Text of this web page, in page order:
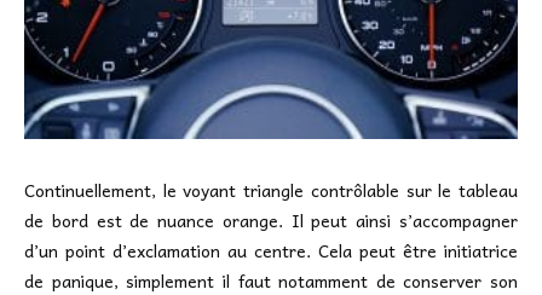
Continuellement, le voyant triangle contrôlable sur le tableau
de bord est de nuance orange. Il peut ainsi s’accompagner
d’un point d’exclamation au centre. Cela peut être initiatrice
de panique, simplement il faut notamment de conserver son